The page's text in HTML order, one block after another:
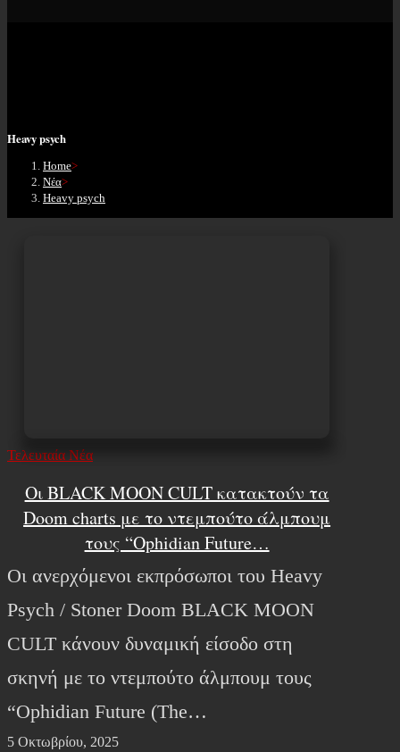
Heavy psych
Home>
Νέα>
Heavy psych
Τελευταία Νέα
Οι BLACK MOON CULT κατακτούν τα
Doom charts με το ντεμπούτο άλμπουμ
τους “Ophidian Future…
Οι ανερχόμενοι εκπρόσωποι του Heavy
Psych / Stoner Doom BLACK MOON
CULT κάνουν δυναμική είσοδο στη
σκηνή με το ντεμπούτο άλμπουμ τους
“Ophidian Future (The…
5 Οκτωβρίου, 2025